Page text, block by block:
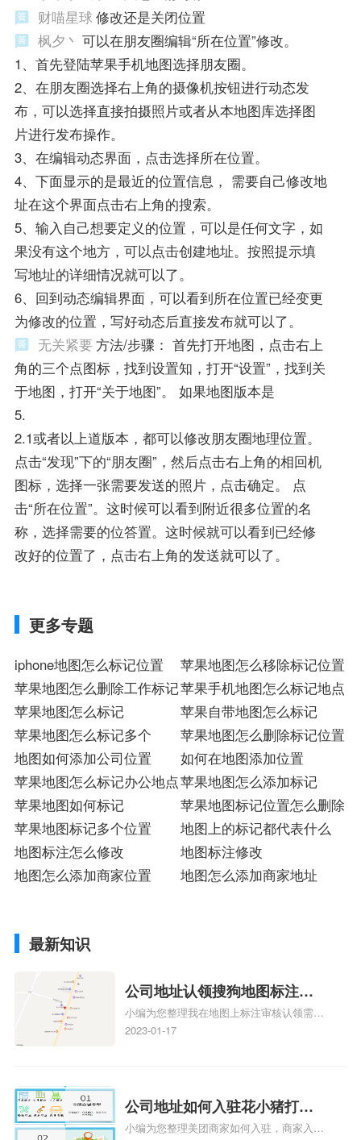
财喵星球 修改还是关闭位置
枫夕丶 可以在朋友圈编辑“所在位置”修改。
1、首先登陆苹果手机地图选择朋友圈。
2、在朋友圈选择右上角的摄像机按钮进行动态发
布，可以选择直接拍摄照片或者从本地图库选择图
片进行发布操作。
3、在编辑动态界面，点击选择所在位置。
4、下面显示的是最近的位置信息， 需要自己修改地
址在这个界面点击右上角的搜索。
5、输入自己想要定义的位置，可以是任何文字，如
果没有这个地方，可以点击创建地址。按照提示填
写地址的详细情况就可以了。
6、回到动态编辑界面，可以看到所在位置已经变更
为修改的位置，写好动态后直接发布就可以了。
无关紧要方法/步骤： 首先打开地图，点击右上
角的三个点图标，找到设置知，打开“设置”，找到关
于地图，打开“关于地图”。 如果地图版本是
5.
2.1或者以上道版本，都可以修改朋友圈地理位置。
点击“发现”下的“朋友圈”，然后点击右上角的相回机
图标，选择一张需要发送的照片，点击确定。 点
击“所在位置”。这时候可以看到附近很多位置的名
称，选择需要的位答置。这时候就可以看到已经修
改好的位置了，点击右上角的发送就可以了。
更多专题
iphone地图怎么标记位置
苹果地图怎么移除标记位置
苹果地图怎么删除工作标记苹果手机地图怎么标记地点
苹果地图怎么标记
苹果自带地图怎么标记
苹果地图怎么标记多个
苹果地图怎么删除标记位置
地图如何添加公司位置
如何在地图添加位置
苹果地图怎么标记办公地点苹果地图怎么添加标记
苹果地图如何标记
苹果地图标记位置怎么删除
苹果地图标记多个位置
地图上的标记都代表什么
地图标注怎么修改
地图标注修改
地图怎么添加商家位置
地图怎么添加商家地址
最新知识
公司地址认领搜狗地图标注多
久审核？公司地址认领地图标
注多久审核？
小编为您整理我在地图上标注审核认领需要
多久、我在地图上标注审核认领需要多久
情可查看下方正文！
2023-01-17
公司地址如何入驻花小猪打车
地图标记？指路人地图标注服
小编为您整理美团商家如何入驻，商家入驻